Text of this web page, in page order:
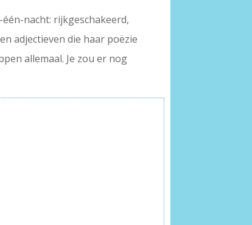
nacht: rijkgeschakeerd,
adjectieven die haar poëzie
allemaal. Je zou er nog